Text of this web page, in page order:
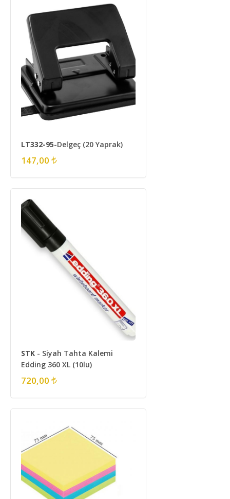
LT332-95-Delgeç (20 Yaprak)
147,00
STK - Siyah Tahta Kalemi
Edding 360 XL (10lu)
720,00